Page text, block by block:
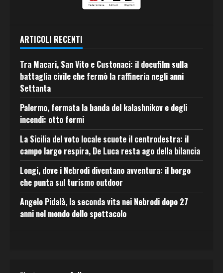
ARTICOLI RECENTI
Tra Macari, San Vito e Custonaci: il docufilm sulla
battaglia civile che fermò la raffineria negli anni
Settanta
Palermo, fermata la banda del kalashnikov e degli
incendi: otto fermi
La Sicilia del voto locale scuote il centrodestra: il
campo largo respira, De Luca resta ago della bilancia
Longi, dove i Nebrodi diventano avventura: il borgo
che punta sul turismo outdoor
Angelo Pidalà, la seconda vita nei Nebrodi dopo 27
anni nel mondo dello spettacolo